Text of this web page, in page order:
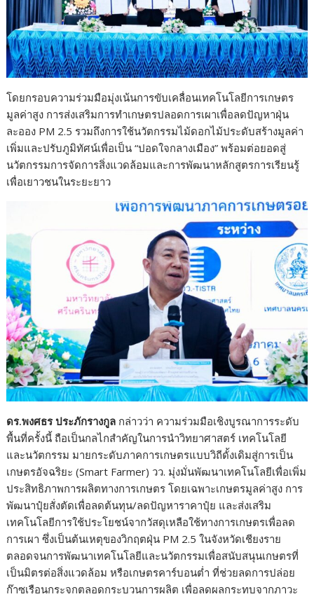
โดยกรอบความร่วมมือมุ่งเน้นการขับเคลื่อนเทคโนโลยีการเกษตร
มูลค่าสูง การส่งเสริมการทำเกษตรปลอดการเผาเพื่อลดปัญหาฝุ่น
ละออง PM 2.5 รวมถึงการใช้นวัตกรรมไม้ดอกไม้ประดับสร้างมูลค่า
เพิ่มและปรับภูมิทัศน์เพื่อเป็น “ปอดใจกลางเมือง” พร้อมต่อยอดสู่
นวัตกรรมการจัดการสิ่งแวดล้อมและการพัฒนาหลักสูตรการเรียนรู้
เพื่อเยาวชนในระยะยาว
ดร.พงศธร ประภักรางกูล กล่าวว่า ความร่วมมือเชิงบูรณาการระดับ
พื้นที่ครั้งนี้ ถือเป็นกลไกสำคัญในการนำวิทยาศาสตร์ เทคโนโลยี
และนวัตกรรม มายกระดับภาคการเกษตรแบบวิถีดั้งเดิมสู่การเป็น
เกษตรอัจฉริยะ (Smart Farmer) วว. มุ่งมั่นพัฒนาเทคโนโลยีเพื่อเพิ่ม
ประสิทธิภาพการผลิตทางการเกษตร โดยเฉพาะเกษตรมูลค่าสูง การ
พัฒนาปุ๋ยสั่งตัดเพื่อลดต้นทุน/ลดปัญหาราคาปุ๋ย และส่งเสริม
เทคโนโลยีการใช้ประโยชน์จากวัสดุเหลือใช้ทางการเกษตรเพื่อลด
การเผา ซึ่งเป็นต้นเหตุของวิกฤตฝุ่น PM 2.5 ในจังหวัดเชียงราย
ตลอดจนการพัฒนาเทคโนโลยีและนวัตกรรมเพื่อสนับสนุนเกษตรที่
เป็นมิตรต่อสิ่งแวดล้อม หรือเกษตรคาร์บอนต่ำ ที่ช่วยลดการปล่อย
ก๊าซเรือนกระจกตลอดกระบวนการผลิต เพื่อลดผลกระทบจากภาวะ